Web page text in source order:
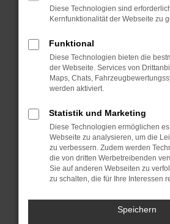
Überprüfe deine Firewall
Laden andere Webseiten,
deine Suchmaschine?
Prüfe deine
Manche Erweiterungen,
können das Laden
verhindern. Funktioniert
anderen Browser oder in
Fenster?
Starte dein Gerät neu.
vorübergehende
Diese Technologien sind
Kernfunktionalität der Webseite zu
Funktional
Diese Technologien bieten die
der Webseite. Services von
Maps, Chats,
werden aktiviert.
Statistik und Marketing
Diese Technologien ermöglichen
Webseite zu analysieren, um die
zu verbessern. Zudem werden
die von dritten Werbetreibenden
Sie auf anderen Webseiten zu
zu schalten, die für Ihre Interessen
Speichern